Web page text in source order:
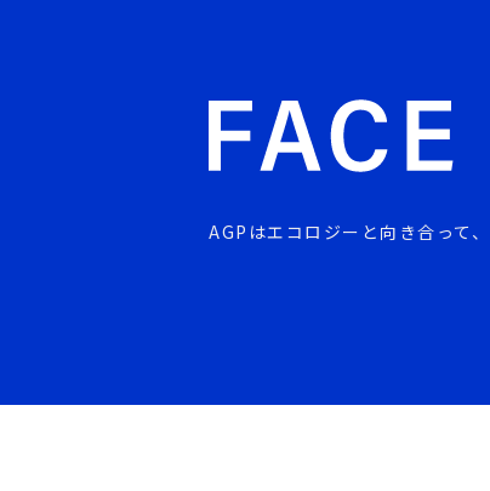
AGPはエコロジーと向き合って、